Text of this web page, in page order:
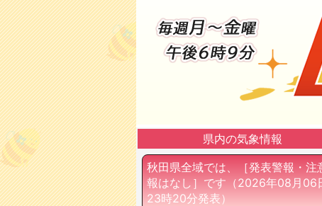
県内の気象情報
秋田県全域では、［発表警報・注
報はなし］です （2026年08月06
23時20分発表）